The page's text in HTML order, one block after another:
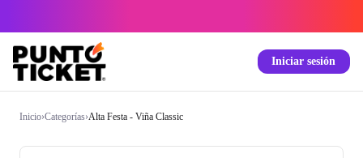
Iniciar sesión
Inicio›Categorías›Alta Festa - Viña Classic